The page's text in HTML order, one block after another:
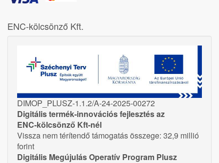
ENC-kölcsönző Kft.
DIMOP_PLUSZ-1.1.2/A-24-2025-00272
Digitális termék-innovációs fejlesztés az
ENC-kölcsönző Kft-nél
Vissza nem térítendő támogatás összege: 32,9 millió
forint
Digitális Megújulás Operatív Program Plusz